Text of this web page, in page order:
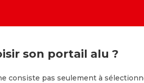
son portail alu ?
consiste pas seulement à